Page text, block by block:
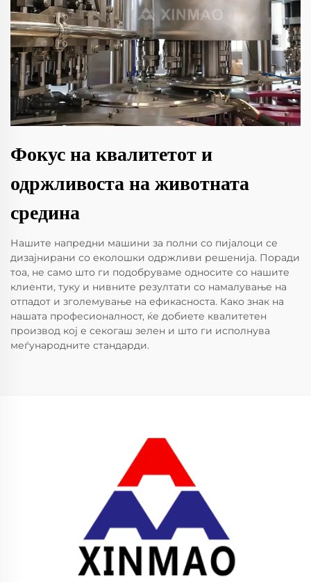
Фокус на квалитетот и
одржливоста на животната
средина
Нашите напредни машини за полни со пијалоци се
дизајнирани со еколошки одржливи решенија. Поради
тоа, не само што ги подобруваме односите со нашите
клиенти, туку и нивните резултати со намалување на
отпадот и зголемување на ефикасноста. Како знак на
нашата професионалност, ќе добиете квалитетен
производ кој е секогаш зелен и што ги исполнува
меѓународните стандарди.